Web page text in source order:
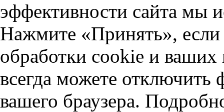
эффективности сайта мы
Нажмите «Принять», если
обработки cookie и
всегда можете отключить
вашего браузера.